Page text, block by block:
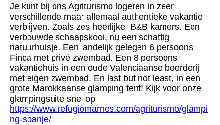
Je kunt bij ons Agriturismo logeren in zeer
verschillende maar allemaal authentieke vakantie
verblijven. Zoals zes heerlijke B&B kamers. Een
verbouwde schaapskooi, nu een schattig
natuurhuisje. Een landelijk gelegen 6 persoons
Finca met privé zwembad. Een 8 persoons
vakantiehuis in een oude Valenciaanse boerderij
met eigen zwembad. En last but not least, in een
grote Marokkaanse glamping tent! Kijk voor onze
glampingsuite snel op
https://www.refugiomarnes.com/agriturismo/glampi
ng-spanje/